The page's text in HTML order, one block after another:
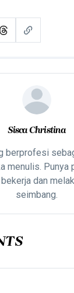
Sisca Christina
berprofesi
menulis. Punya
dan
seimbang.